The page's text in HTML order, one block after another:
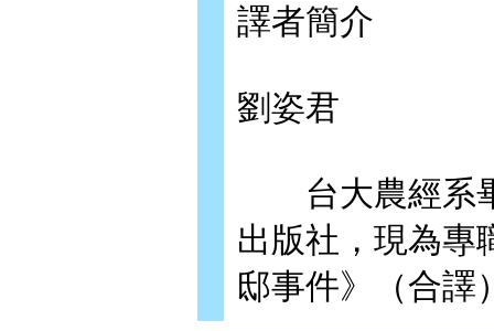
譯者簡介
劉姿君
台大農經系畢
出版社，現為專
邸事件》（合譯